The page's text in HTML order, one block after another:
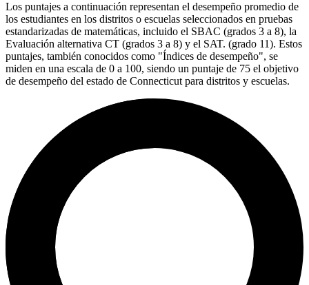
Los puntajes a continuación representan el desempeño promedio de
los estudiantes en los distritos o escuelas seleccionados en pruebas
estandarizadas de matemáticas, incluido el SBAC (grados 3 a 8), la
Evaluación alternativa CT (grados 3 a 8) y el SAT. (grado 11). Estos
puntajes, también conocidos como "Índices de desempeño", se
miden en una escala de 0 a 100, siendo un puntaje de 75 el objetivo
de desempeño del estado de Connecticut para distritos y escuelas.